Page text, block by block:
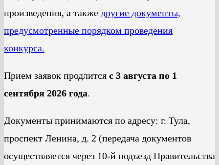
произведения, а также другие документы,
предусмотренные порядком проведения
конкурса.
Прием заявок продлится с 3 августа по 1
сентября 2026 года.
Документы принимаются по адресу: г. Тула,
проспект Ленина, д. 2 (передача документов
осуществляется через 10-й подъезд Правительства